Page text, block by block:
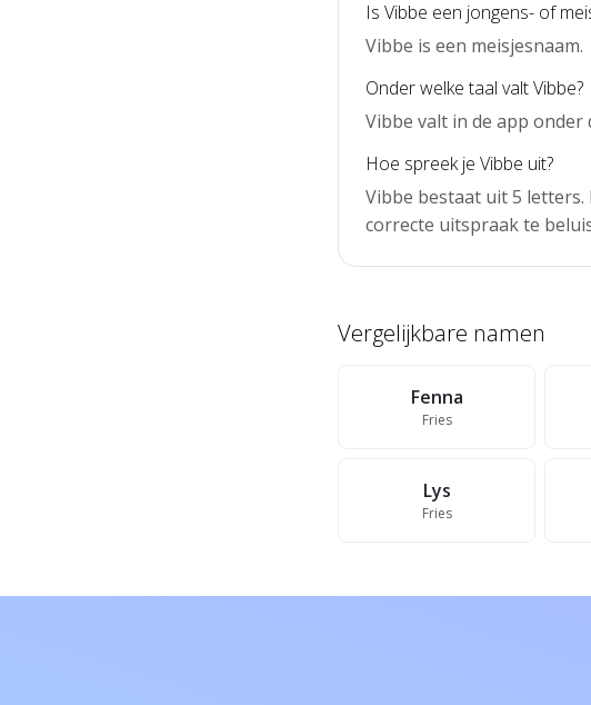
Is Vibbe een jongens- of
Vibbe is een meisjesnaam.
Onder welke taal valt Vibbe?
Vibbe valt in de app onder
Hoe spreek je Vibbe uit?
Vibbe bestaat uit 5
correcte uitspraak te
Vergelijkbare namen
Fenna
Fries
Lys
Fries